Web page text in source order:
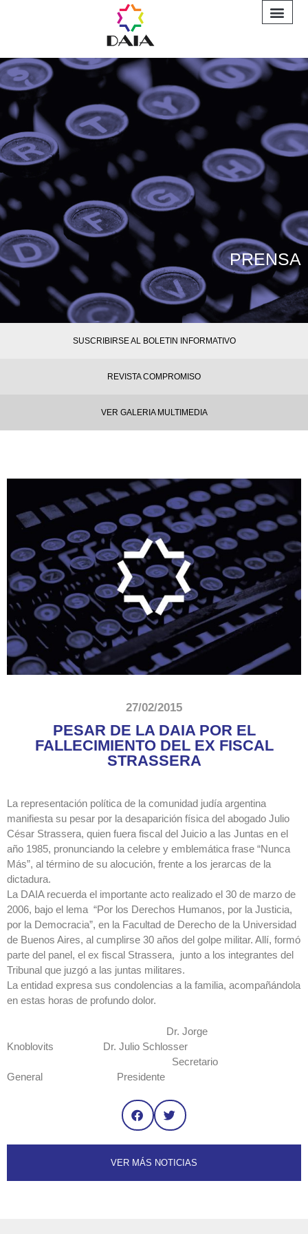
PRENSA
SUSCRIBIRSE AL BOLETIN INFORMATIVO
REVISTA COMPROMISO
VER GALERIA MULTIMEDIA
27/02/2015
PESAR DE LA DAIA POR EL
FALLECIMIENTO DEL EX FISCAL
STRASSERA
La representación política de la comunidad judía argentina
manifiesta su pesar por la desaparición física del abogado Julio
César Strassera, quien fuera fiscal del Juicio a las Juntas en el
año 1985, pronunciando la celebre y emblemática frase “Nunca
Más”, al término de su alocución, frente a los jerarcas de la
dictadura.
La DAIA recuerda el importante acto realizado el 30 de marzo de
2006, bajo el lema “Por los Derechos Humanos, por la Justicia,
por la Democracia”, en la Facultad de Derecho de la Universidad
de Buenos Aires, al cumplirse 30 años del golpe militar. Allí, formó
parte del panel, el ex fiscal Strassera, junto a los integrantes del
Tribunal que juzgó a las juntas militares.
La entidad expresa sus condolencias a la familia, acompañándola
en estas horas de profundo dolor.
Dr. Jorge
Knoblovits Dr. Julio Schlosser
Secretario
General Presidente
VER MÁS NOTICIAS